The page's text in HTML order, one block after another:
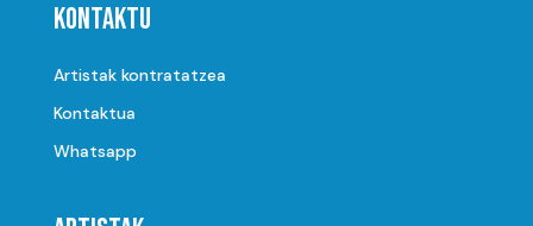
Kontaktu
Artistak kontratatzea
Kontaktua
Whatsapp